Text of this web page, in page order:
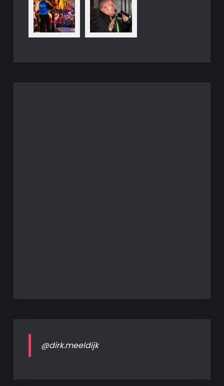
@dirk.meeldijk